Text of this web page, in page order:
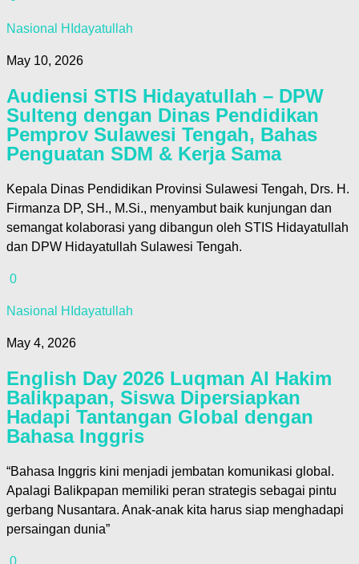
Nasional HIdayatullah
May 10, 2026
Audiensi STIS Hidayatullah – DPW
Sulteng dengan Dinas Pendidikan
Pemprov Sulawesi Tengah, Bahas
Penguatan SDM & Kerja Sama
Kepala Dinas Pendidikan Provinsi Sulawesi Tengah, Drs. H.
Firmanza DP, SH., M.Si., menyambut baik kunjungan dan
semangat kolaborasi yang dibangun oleh STIS Hidayatullah
dan DPW Hidayatullah Sulawesi Tengah.
0
Nasional HIdayatullah
May 4, 2026
English Day 2026 Luqman Al Hakim
Balikpapan, Siswa Dipersiapkan
Hadapi Tantangan Global dengan
Bahasa Inggris
“Bahasa Inggris kini menjadi jembatan komunikasi global.
Apalagi Balikpapan memiliki peran strategis sebagai pintu
gerbang Nusantara. Anak-anak kita harus siap menghadapi
persaingan dunia”
0